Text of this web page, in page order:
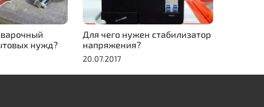
нужд?
Для чего нужен стабилизатор
напряжения?
20.07.2017